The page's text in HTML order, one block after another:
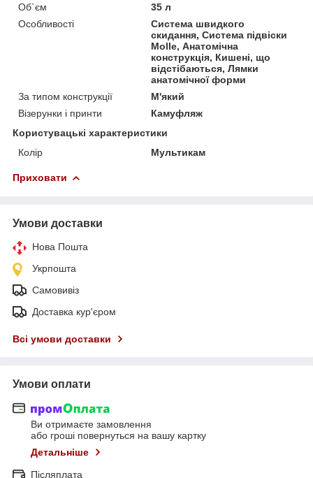
Об`єм
35 л
Особливості
Система швидкого
скидання, Система підвіски
Molle, Анатомічна
конструкція, Кишені, що
відстібаються, Лямки
анатомічної форми
За типом конструкції
М'який
Візерунки і принти
Камуфляж
Користувацькі характеристики
Колір
Мультикам
Приховати
Умови доставки
Нова Пошта
Укрпошта
Самовивіз
Доставка кур'єром
Всі умови доставки
Умови оплати
Ви отримаєте замовлення
або гроші повернуться на вашу картку
Детальніше
Післяплата